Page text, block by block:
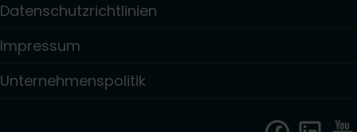
Datenschutzrichtlinien
Impressum
Unternehmenspolitik